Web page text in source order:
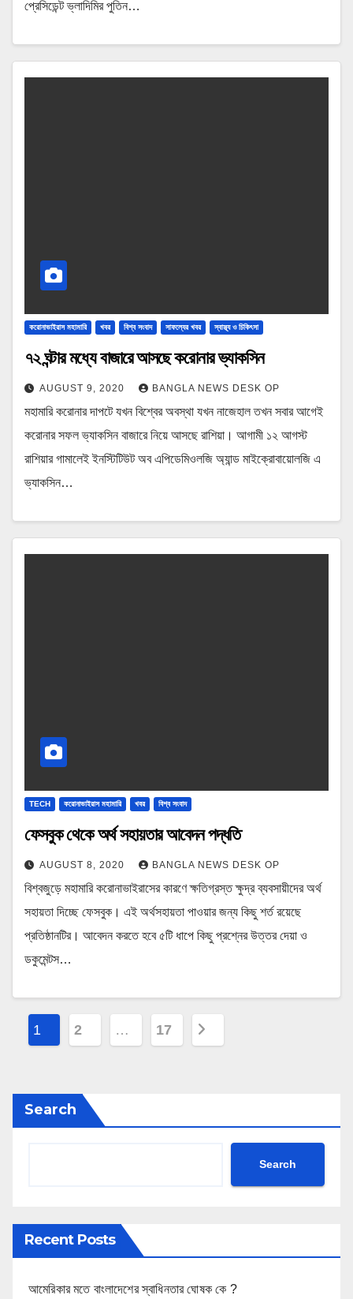
প্রেসিডেন্ট ভ্লাদিমির পুতিন…
করোনাভাইরাস মহামারি খবর বিশ্ব সংবাদ সাফল্যের খবর স্বাস্থ্য ও চিকিৎসা
৭২ ঘন্টার মধ্যে বাজারে আসছে করোনার ভ্যাকসিন
AUGUST 9, 2020 BANGLA NEWS DESK OP
মহামারি করোনার দাপটে যখন বিশ্বের অবস্থা যখন নাজেহাল তখন সবার আগেই
করোনার সফল ভ্যাকসিন বাজারে নিয়ে আসছে রাশিয়া। আগামী ১২ আগস্ট
রাশিয়ার গামালেই ইনস্টিটিউট অব এপিডেমিওলজি অ্যান্ড মাইক্রোবায়োলজি এ
ভ্যাকসিন…
TECH করোনাভাইরাস মহামারি খবর বিশ্ব সংবাদ
ফেসবুক থেকে অর্থ সহায়তার আবেদন পদ্ধতি
AUGUST 8, 2020 BANGLA NEWS DESK OP
বিশ্বজুড়ে মহামারি করোনাভাইরাসের কারণে ক্ষতিগ্রস্ত ক্ষুদ্র ব্যবসায়ীদের অর্থ
সহায়তা দিচ্ছে ফেসবুক। এই অর্থসহায়তা পাওয়ার জন্য কিছু শর্ত রয়েছে
প্রতিষ্ঠানটির। আবেদন করতে হবে ৫টি ধাপে কিছু প্রশ্নের উত্তর দেয়া ও
ডকুমেন্টস…
P
s
t
a
g
i
1 2 … 17
Search
Search
Recent Posts
আমেরিকার মতে বাংলাদেশের স্বাধিনতার ঘোষক কে ?